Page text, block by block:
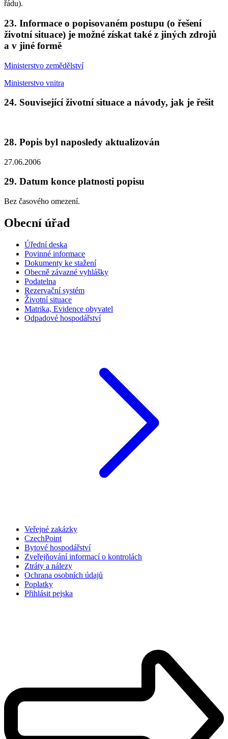
řádu).
23. Informace o popisovaném postupu (o řešení
životní situace) je možné získat také z jiných zdrojů
a v jiné formě
Ministerstvo zemědělství
Ministerstvo vnitra
24. Související životní situace a návody, jak je řešit
28. Popis byl naposledy aktualizován
27.06.2006
29. Datum konce platnosti popisu
Bez časového omezení.
Obecní úřad
Úřední deska
Povinné informace
Dokumenty ke stažení
Obecně závazné vyhlášky
Podatelna
Rezervační systém
Životní situace
Matrika, Evidence obyvatel
Odpadové hospodářství
Veřejné zakázky
CzechPoint
Bytové hospodářství
Zveřejňování informací o kontrolách
Ztráty a nálezy
Ochrana osobních údajů
Poplatky
Přihlásit pejska